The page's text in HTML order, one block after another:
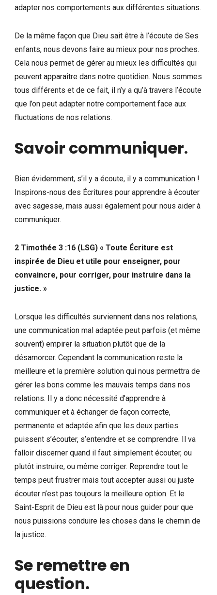
adapter nos comportements aux différentes situations.
De la même façon que Dieu sait être à l’écoute de Ses
enfants, nous devons faire au mieux pour nos proches.
Cela nous permet de gérer au mieux les difficultés qui
peuvent apparaître dans notre quotidien. Nous sommes
tous différents et de ce fait, il n’y a qu’à travers l’écoute
que l’on peut adapter notre comportement face aux
fluctuations de nos relations.
Savoir communiquer.
Bien évidemment, s’il y a écoute, il y a communication !
Inspirons-nous des Écritures pour apprendre à écouter
avec sagesse, mais aussi également pour nous aider à
communiquer.
2 Timothée 3 :16 (LSG) « Toute Écriture est
inspirée de Dieu et utile pour enseigner, pour
convaincre, pour corriger, pour instruire dans la
justice. »
Lorsque les difficultés surviennent dans nos relations,
une communication mal adaptée peut parfois (et même
souvent) empirer la situation plutôt que de la
désamorcer. Cependant la communication reste la
meilleure et la première solution qui nous permettra de
gérer les bons comme les mauvais temps dans nos
relations. Il y a donc nécessité d’apprendre à
communiquer et à échanger de façon correcte,
permanente et adaptée afin que les deux parties
puissent s’écouter, s’entendre et se comprendre. Il va
falloir discerner quand il faut simplement écouter, ou
plutôt instruire, ou même corriger. Reprendre tout le
temps peut frustrer mais tout accepter aussi ou juste
écouter n’est pas toujours la meilleure option. Et le
Saint-Esprit de Dieu est là pour nous guider pour que
nous puissions conduire les choses dans le chemin de
la justice.
Se remettre en
question.